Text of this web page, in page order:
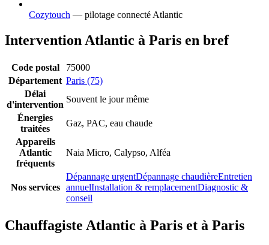
Cozytouch — pilotage connecté Atlantic
Intervention Atlantic à Paris en bref
Code postal
75000
Département Paris (75)
Délai
d'intervention
Souvent le jour même
Énergies
traitées
Gaz, PAC, eau chaude
Appareils
Atlantic
fréquents
Naia Micro, Calypso, Alféa
Nos services
Dépannage urgentDépannage chaudièreEntretien
annuelInstallation & remplacementDiagnostic &
conseil
Chauffagiste Atlantic à Paris et à Paris